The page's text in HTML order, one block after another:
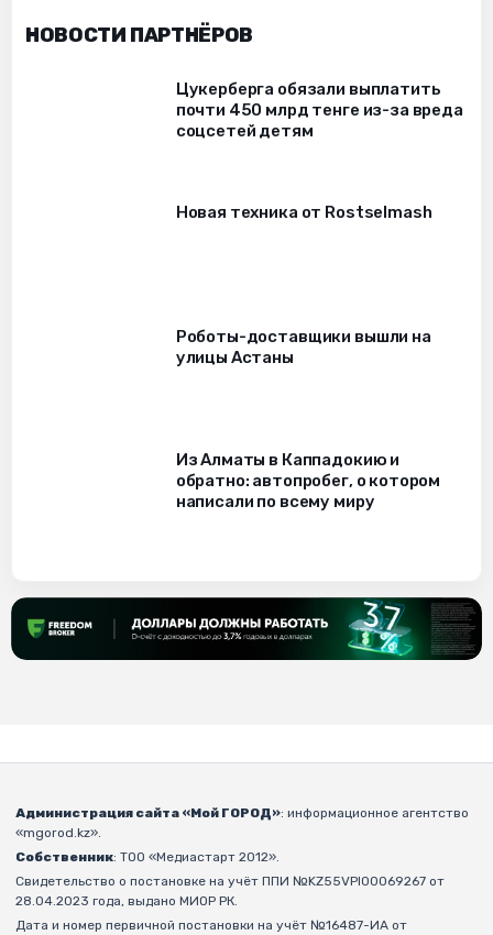
НОВОСТИ ПАРТНЁРОВ
Цукерберга обязали выплатить
почти 450 млрд тенге из-за вреда
соцсетей детям
Новая техника от Rostselmash
Роботы-доставщики вышли на
улицы Астаны
Из Алматы в Каппадокию и
обратно: автопробег, о котором
написали по всему миру
Администрация сайта «Мой ГОРОД»: информационное агентство
«mgorod.kz».
Собственник: ТОО «Медиастарт 2012».
Свидетельство о постановке на учёт ППИ №KZ55VPI00069267 от
28.04.2023 года, выдано МИОР РК.
Дата и номер первичной постановки на учёт №16487-ИА от